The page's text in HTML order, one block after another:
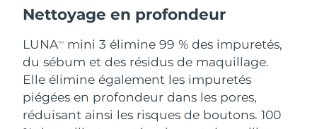
Nettoyage en profondeur
LUNATM
mini 3 élimine 99 % des impuretés,
du sébum et des résidus de maquillage.
Elle élimine également les impuretés
piégées en profondeur dans les pores,
réduisant ainsi les risques de boutons. 100
La Réunion Livraison estimée
Roumanie Livraison estimée8/9/26
Russie Livraison estimée
Arabie saoudite Livraison estimée